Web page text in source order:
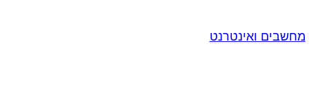
מחשבים ואינטרנט